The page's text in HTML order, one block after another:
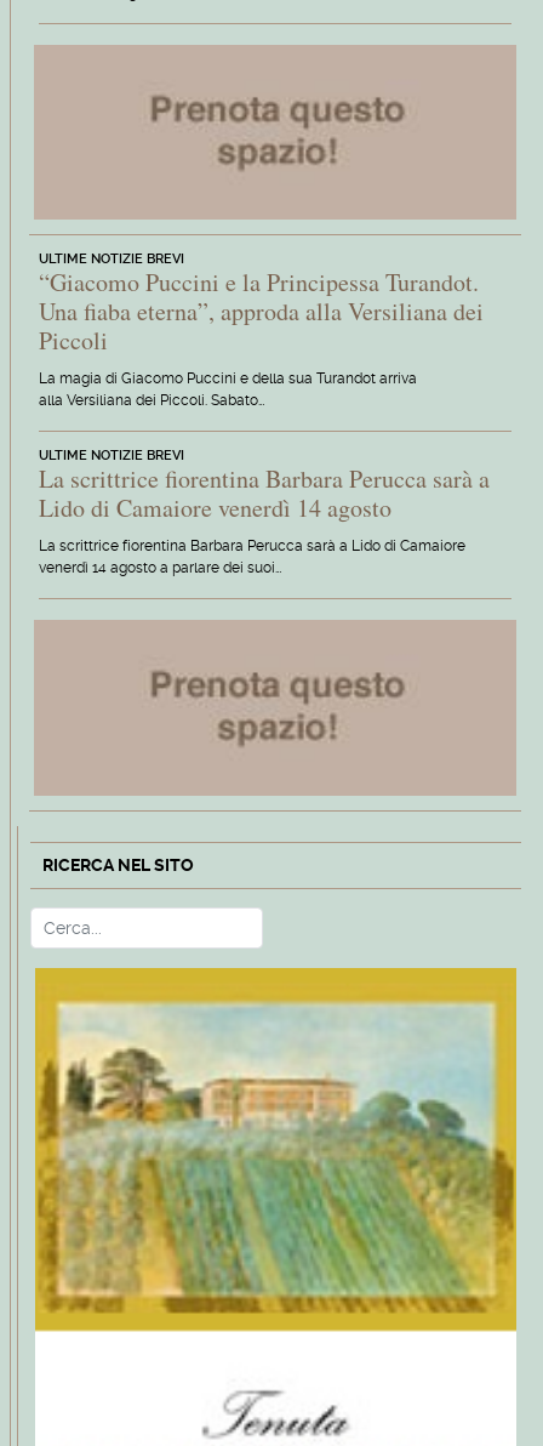
ULTIME NOTIZIE BREVI
“Giacomo Puccini e la Principessa Turandot.
Una fiaba eterna”, approda alla Versiliana dei
Piccoli
La magia di Giacomo Puccini e della sua Turandot arriva
alla Versiliana dei Piccoli. Sabato…
ULTIME NOTIZIE BREVI
La scrittrice fiorentina Barbara Perucca sarà a
Lido di Camaiore venerdì 14 agosto
La scrittrice fiorentina Barbara Perucca sarà a Lido di Camaiore
venerdì 14 agosto a parlare dei suoi…
RICERCA NEL SITO
Cerca Type 2 or more characters for